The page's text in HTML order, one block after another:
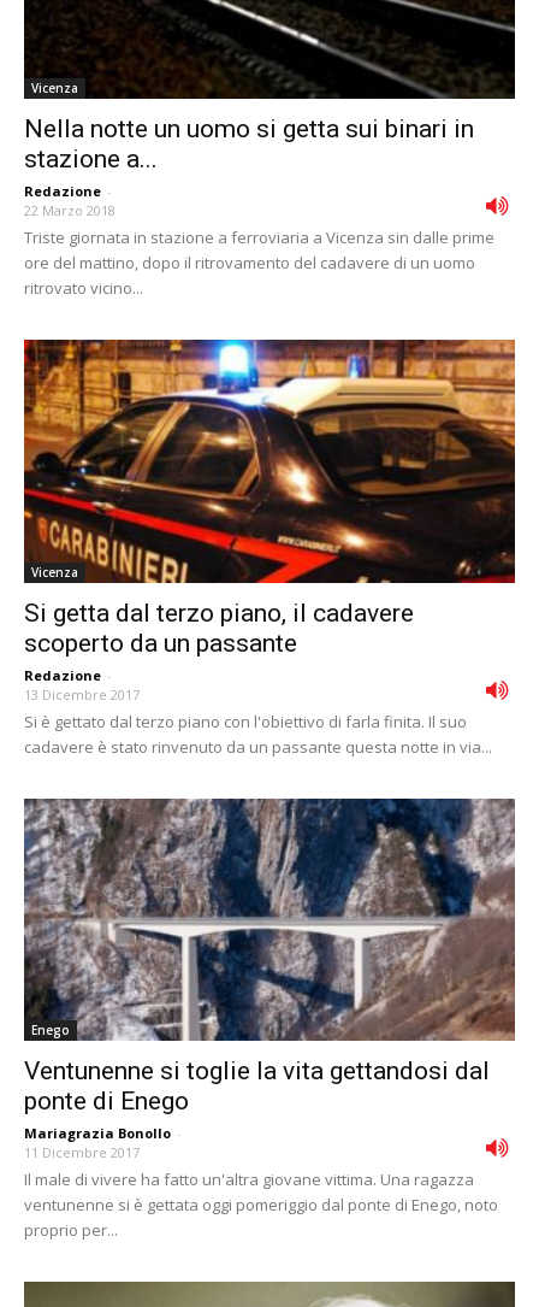
Vicenza
Nella notte un uomo si getta sui binari in
stazione a...
Redazione -
22 Marzo 2018
Triste giornata in stazione a ferroviaria a Vicenza sin dalle prime
ore del mattino, dopo il ritrovamento del cadavere di un uomo
ritrovato vicino...
Vicenza
Si getta dal terzo piano, il cadavere
scoperto da un passante
Redazione -
13 Dicembre 2017
Si è gettato dal terzo piano con l'obiettivo di farla finita. Il suo
cadavere è stato rinvenuto da un passante questa notte in via...
Enego
Ventunenne si toglie la vita gettandosi dal
ponte di Enego
Mariagrazia Bonollo -
11 Dicembre 2017
Il male di vivere ha fatto un'altra giovane vittima. Una ragazza
ventunenne si è gettata oggi pomeriggio dal ponte di Enego, noto
proprio per...